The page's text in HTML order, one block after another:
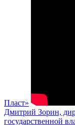
Пласт»
Дмитрий Зорин,
государственной